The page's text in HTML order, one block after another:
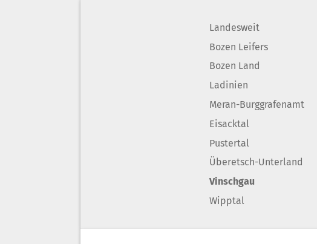
Landesweit
Bozen Leifers
Bozen Land
Ladinien
Meran-Burggrafenamt
Eisacktal
Pustertal
Überetsch-Unterland
Vinschgau
Wipptal